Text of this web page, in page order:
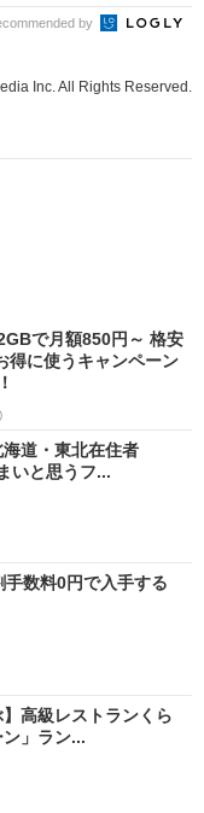
by
Inc. All Rights Reserved.
で月額850円～ 格安
得に使うキャンペーン
道・東北在住者
いと思うフ...
数料0円で入手する
】高級レストランくら
」ラン...